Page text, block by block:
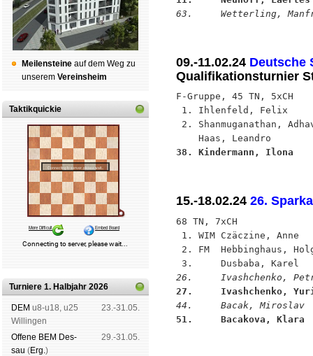
Mei­len­stei­ne auf dem Weg zu
un­se­rem Ver­eins­heim
Taktikquickie
Turniere 1. Halbjahr 2026
DEM u8-u18, u25
Wil­lin­gen
23.-31.05.
Offene BEM Des­
sau (Erg.)
29.-31.05.
63.     Wetterling,
09.-11.02.24 Deutsche
Qualifikationsturnier
F-Gruppe, 45 TN, 5xCH
1. Ihlenfeld, Felix
2. Shanmuganathan,
38. Kindermann,
15.-18.02.24 26.
68 TN, 7xCH
1. WIM Czäczine, Anne
2. FM  Hebbinghaus,
26.     Ivashchenko,
27.     Ivashchenko,
44.     Bacak,
51.     Bacakova,